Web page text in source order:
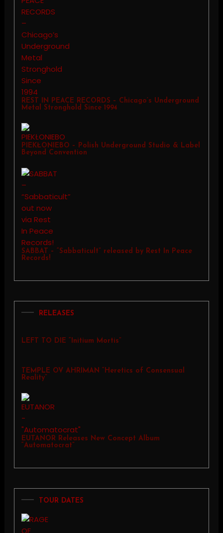
REST IN PEACE RECORDS – Chicago’s Underground
Metal Stronghold Since 1994
PIEKŁONIEBO – Polish Underground Studio & Label
Beyond Convention
SABBAT – “Sabbaticult” released by Rest In Peace
Records!
RELEASES
LEFT TO DIE “Initium Mortis”
TEMPLE OV AHRIMAN “Heretics of Consensual
Reality”
EUTANOR Releases New Concept Album
“Automatocrat”
TOUR DATES